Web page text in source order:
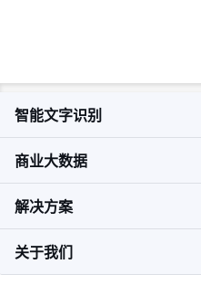
智能文字识别
商业大数据
解决方案
关于我们